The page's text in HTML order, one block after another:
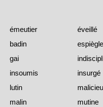
émeutier
éveillé
badin
espiègle
gai
insoumis
insurgé
lutin
malin
mutine